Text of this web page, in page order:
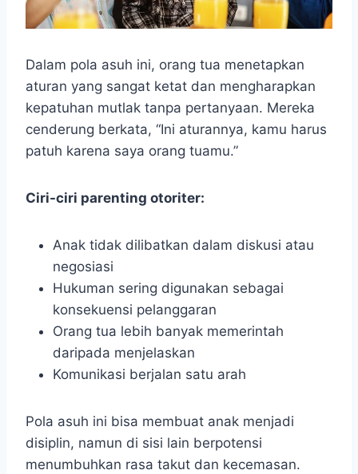
Dalam pola asuh ini, orang tua menetapkan
aturan yang sangat ketat dan mengharapkan
kepatuhan mutlak tanpa pertanyaan. Mereka
cenderung berkata, “Ini aturannya, kamu harus
patuh karena saya orang tuamu.”
Ciri-ciri parenting otoriter:
Anak tidak dilibatkan dalam diskusi atau
negosiasi
Hukuman sering digunakan sebagai
konsekuensi pelanggaran
Orang tua lebih banyak memerintah
daripada menjelaskan
Komunikasi berjalan satu arah
Pola asuh ini bisa membuat anak menjadi
disiplin, namun di sisi lain berpotensi
menumbuhkan rasa takut dan kecemasan.